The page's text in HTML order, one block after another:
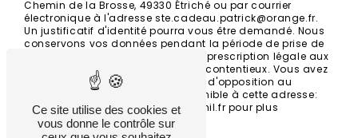
Chemin de la Brosse, 49330 Étriché ou par courrier
électronique à l'adresse ste.cadeau.patrick@orange.fr.
Un justificatif d'identité pourra vous être demandé. Nous
conservons vos données pendant la période de prise de
contact puis pendant la durée de prescription légale aux
fins probatoires et de gestion des contentieux. Vous avez
le droit de vous inscrire sur la liste d'opposition au
démarchage téléphonique, disponible à cette adresse:
Bloctel.gouv.fr. Consultez le site cnil.fr pour plus
d’informations sur vos droits.
Ce site utilise des cookies et
vous donne le contrôle sur